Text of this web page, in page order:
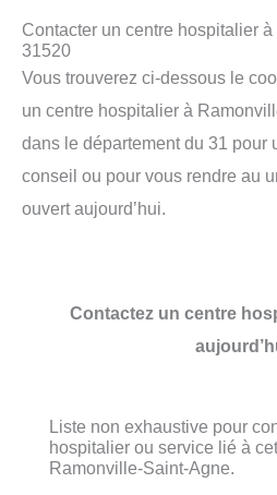
Contacter un centre hospitalier
31520
Vous trouverez ci-dessous le
un centre hospitalier à
dans le département du 31 pour
conseil ou pour vous rendre au
ouvert aujourd’hui.
Contactez un centre
Liste non exhaustive pour
hospitalier ou service lié à
Ramonville-Saint-Agne.